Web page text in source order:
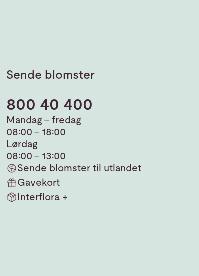
Sende blomster
800 40 400
Mandag - fredag
08:00 - 18:00
Lørdag
08:00 - 13:00
Sende blomster til utlandet
Gavekort
Interflora +